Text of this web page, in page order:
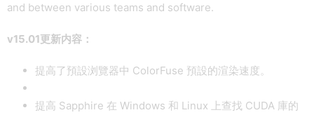
and between various teams and software.
v15.01更新内容：
提高了預設浏覽器中 ColorFuse 預設的渲染速度。
提高 Sapphire 在 Windows 和 Linux 上查找 CUDA 庫的